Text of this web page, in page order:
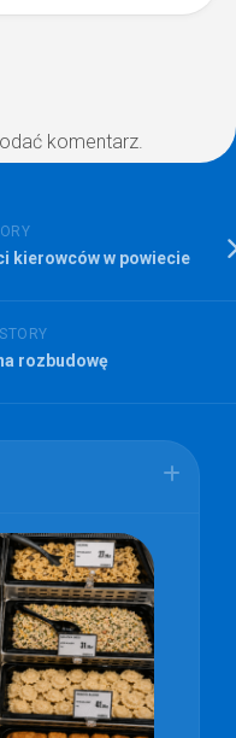
komentarz.
kierowców w powiecie
rozbudowę